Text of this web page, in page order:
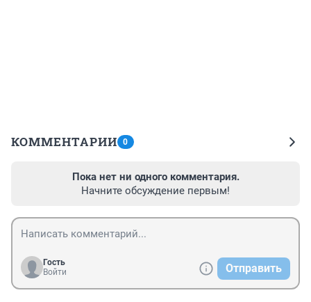
КОММЕНТАРИИ 0
Пока нет ни одного комментария.
Начните обсуждение первым!
Гость
Войти
Отправить